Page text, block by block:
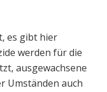
es gibt hier
werden für die
ausgewachsene
Umständen auch